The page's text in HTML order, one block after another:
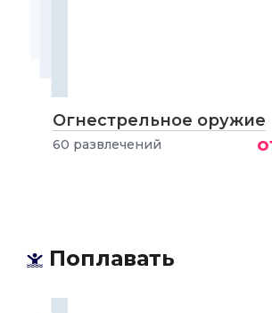
Огнестрельное оружие
60 развлечений
Поплавать